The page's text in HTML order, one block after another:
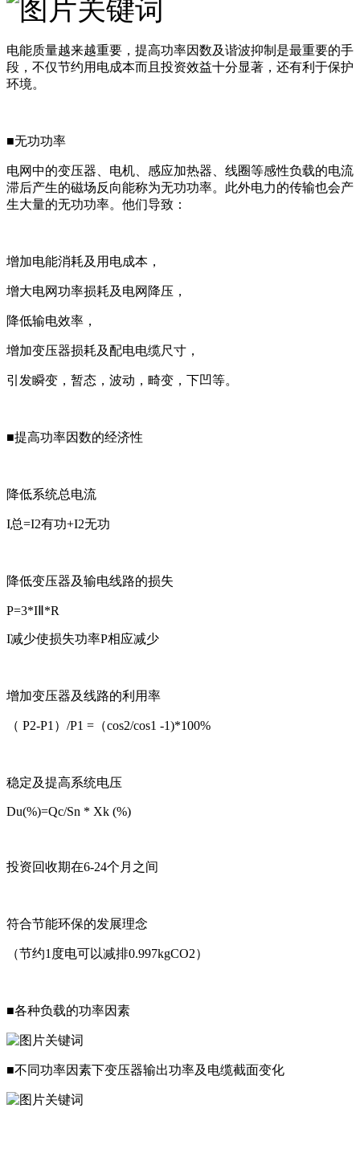
电能质量越来越重要，提高功率因数及谐波抑制是最重要的手
段，不仅节约用电成本而且投资效益十分显著，还有利于保护
环境。
■无功功率
电网中的变压器、电机、感应加热器、线圈等感性负载的电流
滞后产生的磁场反向能称为无功功率。此外电力的传输也会产
生大量的无功功率。他们导致：
增加电能消耗及用电成本，
增大电网功率损耗及电网降压，
降低输电效率，
增加变压器损耗及配电电缆尺寸，
引发瞬变，暂态，波动，畸变，下凹等。
■提高功率因数的经济性
降低系统总电流
I总=I2有功+I2无功
降低变压器及输电线路的损失
P=3*IⅡ*R
I减少使损失功率P相应减少
增加变压器及线路的利用率
（ P2-P1）/P1 =（cos2/cos1 -1)*100%
稳定及提高系统电压
Du(%)=Qc/Sn * Xk (%)
投资回收期在6-24个月之间
符合节能环保的发展理念
（节约1度电可以减排0.997kgCO2）
■各种负载的功率因素
■不同功率因素下变压器输出功率及电缆截面变化